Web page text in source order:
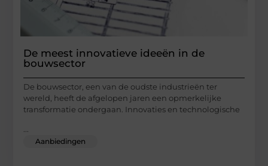
De meest innovatieve ideeën in de
bouwsector
De bouwsector, een van de oudste industrieën ter
wereld, heeft de afgelopen jaren een opmerkelijke
transformatie ondergaan. Innovaties en technologische
...
Aanbiedingen